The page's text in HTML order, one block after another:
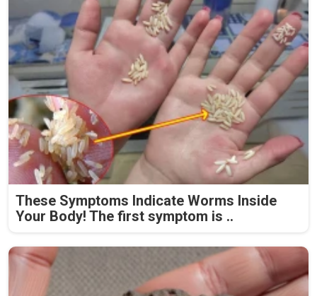
These Symptoms Indicate Worms Inside
Your Body! The first symptom is ..